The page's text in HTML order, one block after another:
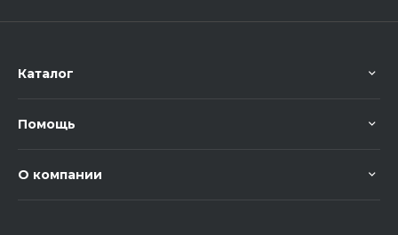
Каталог
Помощь
О компании